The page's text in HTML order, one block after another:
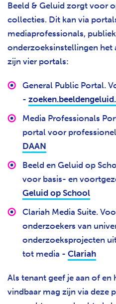
Beeld & Geluid zorgt voor
collecties. Dit kan via
mediaprofessionals,
onderzoeksinstellingen het
zijn vier portals:
General Public Portal.
-
Media Professionals
portal voor
DAAN
Beeld en Geluid op
voor basis- en
Geluid op School
Clariah Media Suite.
onderzoekers van
onderzoeksprojecten
tot media - Clariah
Als tenant geef je aan of en
vindbaar mag zijn via deze